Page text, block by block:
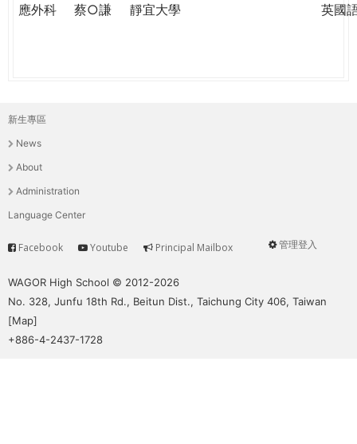
應外科
蔡○謙 靜宜大學 英國
主
選
單
新生專區
News
About
Administration
Language Center
User
管理登入
Service
Facebook Youtube Principal Mailbox
WAGOR High School © 2012-2026
No. 328, Junfu 18th Rd., Beitun Dist., Taichung City 406, Taiwan
[Map]
+886-4-2437-1728